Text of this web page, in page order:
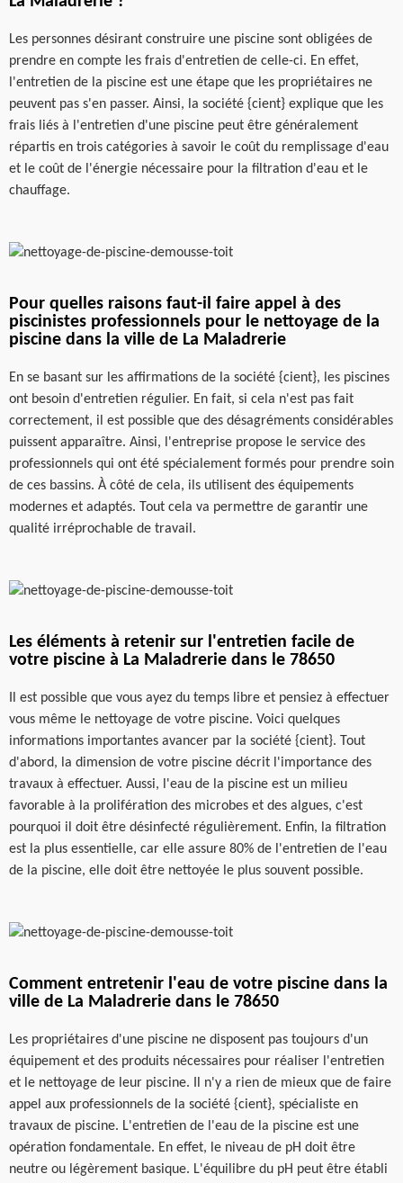
Les personnes désirant construire une piscine sont obligées de
prendre en compte les frais d'entretien de celle-ci. En effet,
l'entretien de la piscine est une étape que les propriétaires ne
peuvent pas s'en passer. Ainsi, la société {cient} explique que les
frais liés à l'entretien d'une piscine peut être généralement
répartis en trois catégories à savoir le coût du remplissage d'eau
et le coût de l'énergie nécessaire pour la filtration d'eau et le
chauffage.
Pour quelles raisons faut-il faire appel à des
piscinistes professionnels pour le nettoyage de la
piscine dans la ville de La Maladrerie
En se basant sur les affirmations de la société {cient}, les piscines
ont besoin d'entretien régulier. En fait, si cela n'est pas fait
correctement, il est possible que des désagréments considérables
puissent apparaître. Ainsi, l'entreprise propose le service des
professionnels qui ont été spécialement formés pour prendre soin
de ces bassins. À côté de cela, ils utilisent des équipements
modernes et adaptés. Tout cela va permettre de garantir une
qualité irréprochable de travail.
Les éléments à retenir sur l'entretien facile de
votre piscine à La Maladrerie dans le 78650
Il est possible que vous ayez du temps libre et pensiez à effectuer
vous même le nettoyage de votre piscine. Voici quelques
informations importantes avancer par la société {cient}. Tout
d'abord, la dimension de votre piscine décrit l'importance des
travaux à effectuer. Aussi, l'eau de la piscine est un milieu
favorable à la prolifération des microbes et des algues, c'est
pourquoi il doit être désinfecté régulièrement. Enfin, la filtration
est la plus essentielle, car elle assure 80% de l'entretien de l'eau
de la piscine, elle doit être nettoyée le plus souvent possible.
Comment entretenir l'eau de votre piscine dans la
ville de La Maladrerie dans le 78650
Les propriétaires d'une piscine ne disposent pas toujours d'un
équipement et des produits nécessaires pour réaliser l'entretien
et le nettoyage de leur piscine. Il n'y a rien de mieux que de faire
appel aux professionnels de la société {cient}, spécialiste en
travaux de piscine. L'entretien de l'eau de la piscine est une
opération fondamentale. En effet, le niveau de pH doit être
neutre ou légèrement basique. L'équilibre du pH peut être établi